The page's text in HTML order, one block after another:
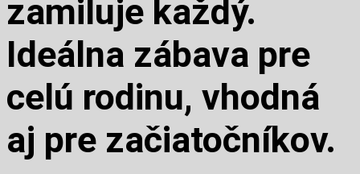
zamiluje každý.
Ideálna zábava pre
celú rodinu, vhodná
aj pre začiatočníkov.